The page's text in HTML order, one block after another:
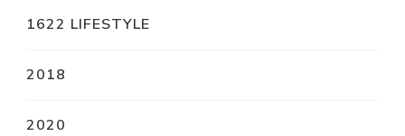
1622 LIFESTYLE
2018
2020